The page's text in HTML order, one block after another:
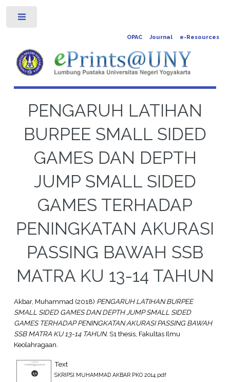
OPAC Journal e-Resources
PENGARUH LATIHAN
BURPEE SMALL SIDED
GAMES DAN DEPTH
JUMP SMALL SIDED
GAMES TERHADAP
PENINGKATAN AKURASI
PASSING BAWAH SSB
MATRA KU 13-14 TAHUN
Akbar, Muhammad(2018) PENGARUH LATIHAN BURPEE
SMALL SIDED GAMES DAN DEPTH JUMP SMALL SIDED
GAMES TERHADAP PENINGKATAN AKURASI PASSING BAWAH
SSB MATRA KU 13-14 TAHUN. S1 thesis, Fakultas Ilmu
Keolahragaan.
Text
SKRIPSI MUHAMMAD AKBAR PKO 2014.pdf